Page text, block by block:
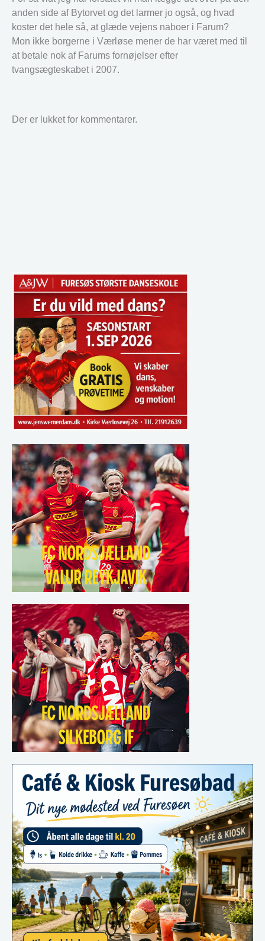
anden side af Bytorvet og det larmer jo også, og hvad
koster det hele så, at glæde vejens naboer i Farum?
Mon ikke borgerne i Værløse mener de har været med til
at betale nok af Farums fornøjelser efter
tvangsægteskabet i 2007.
Der er lukket for kommentarer.